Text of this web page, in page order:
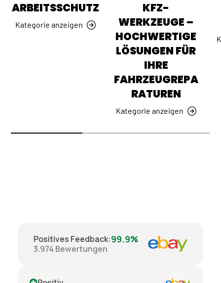
ARBEITSSCHUTZ
Kategorie anzeigen
KFZ-
WERKZEUGE –
HOCHWERTIGE
LÖSUNGEN FÜR
IHRE
FAHRZEUGREPA
RATUREN
Kategorie anzeigen
Positives Feedback:99.9%
3.974 Bewertungen